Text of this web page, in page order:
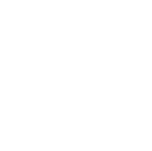
Jual Nisan
menyediakan
batu granit dan
bahan pilihan
bagus. Nisan
penanda di